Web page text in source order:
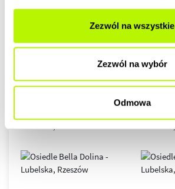
Zezwól na wszystkie
Zezwól na wybór
Odmowa